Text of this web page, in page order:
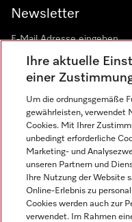
Newsletter
Sprache
DEUTSCH
Ihre aktuelle
einer
Um die ordnungsgemäße
gewährleisten, verwendet
Cookies. Mit Ihrer
unbedingt erforderliche
Marketing- und
unseren Partnern und
Ihre Nutzung der Website
Online-Erlebnis zu
Cookies werden auch zur
verwendet. Im Rahmen